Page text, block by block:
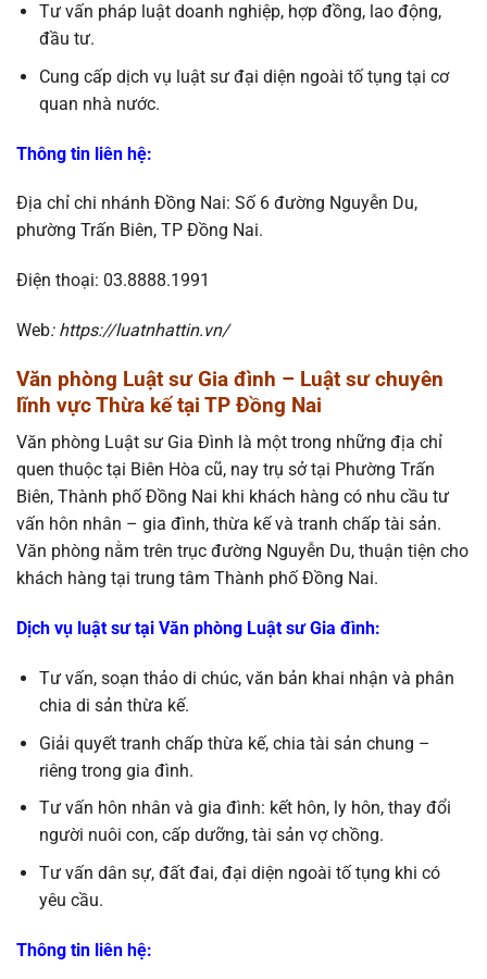
Tư vấn pháp luật doanh nghiệp, hợp đồng, lao động,
đầu tư.
Cung cấp dịch vụ luật sư đại diện ngoài tố tụng tại cơ
quan nhà nước.
Thông tin liên hệ:
Địa chỉ chi nhánh Đồng Nai: Số 6 đường Nguyễn Du,
phường Trấn Biên, TP Đồng Nai.
Điện thoại: 03.8888.1991
Web: https://luatnhattin.vn/
Văn phòng Luật sư Gia đình – Luật sư chuyên
lĩnh vực Thừa kế tại TP Đồng Nai
Văn phòng Luật sư Gia Đình là một trong những địa chỉ
quen thuộc tại Biên Hòa cũ, nay trụ sở tại Phường Trấn
Biên, Thành phố Đồng Nai khi khách hàng có nhu cầu tư
vấn hôn nhân – gia đình, thừa kế và tranh chấp tài sản.
Văn phòng nằm trên trục đường Nguyễn Du, thuận tiện cho
khách hàng tại trung tâm Thành phố Đồng Nai.
Dịch vụ luật sư tại Văn phòng Luật sư Gia đình:
Tư vấn, soạn thảo di chúc, văn bản khai nhận và phân
chia di sản thừa kế.
Giải quyết tranh chấp thừa kế, chia tài sản chung –
riêng trong gia đình.
Tư vấn hôn nhân và gia đình: kết hôn, ly hôn, thay đổi
người nuôi con, cấp dưỡng, tài sản vợ chồng.
Tư vấn dân sự, đất đai, đại diện ngoài tố tụng khi có
yêu cầu.
Thông tin liên hệ: